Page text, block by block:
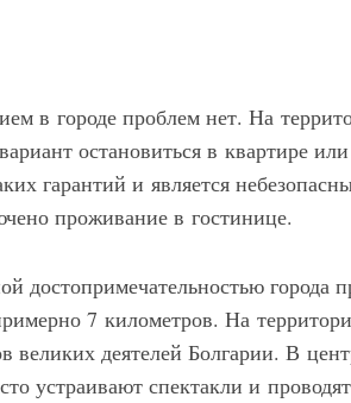
в городе проблем нет. На
остановиться в квартире
гарантий и является
проживание в гостинице.
достопримечательностью
7 километров. На
великих деятелей Болгарии. В
устраивают спектакли и